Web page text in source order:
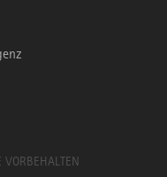
VORBEHALTEN